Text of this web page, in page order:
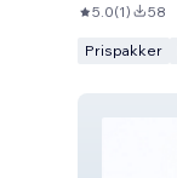
5.0(1) 58
Prispakker